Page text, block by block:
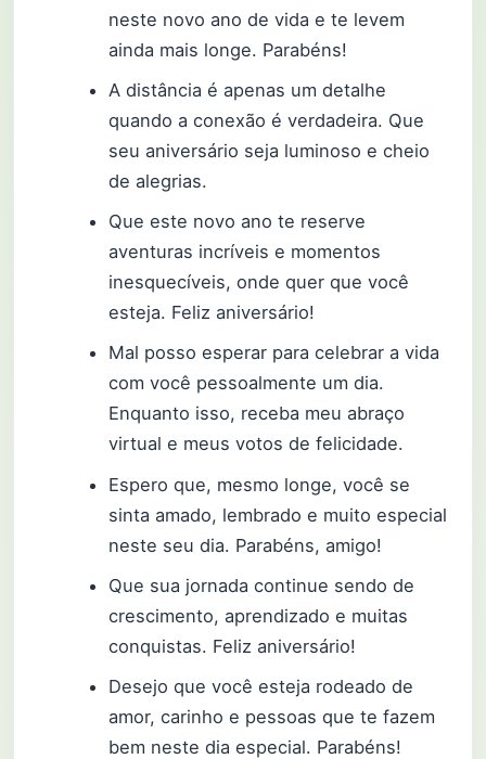
neste novo ano de vida e te levem
ainda mais longe. Parabéns!
A distância é apenas um detalhe
quando a conexão é verdadeira. Que
seu aniversário seja luminoso e cheio
de alegrias.
Que este novo ano te reserve
aventuras incríveis e momentos
inesquecíveis, onde quer que você
esteja. Feliz aniversário!
Mal posso esperar para celebrar a vida
com você pessoalmente um dia.
Enquanto isso, receba meu abraço
virtual e meus votos de felicidade.
Espero que, mesmo longe, você se
sinta amado, lembrado e muito especial
neste seu dia. Parabéns, amigo!
Que sua jornada continue sendo de
crescimento, aprendizado e muitas
conquistas. Feliz aniversário!
Desejo que você esteja rodeado de
amor, carinho e pessoas que te fazem
bem neste dia especial. Parabéns!